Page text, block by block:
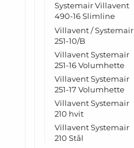
Systemair Villavent
490-16 Slimline
Villavent / Systemair
251-10/B
Villavent Systemair
251-16 Volumhette
Villavent Systemair
251-17 Volumhette
Villavent Systemair
210 hvit
Villavent Systemair
210 Stål